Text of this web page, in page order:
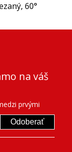
60°
na váš
prvými
Odoberať